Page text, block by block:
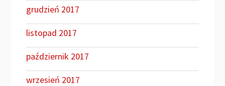
grudzień 2017
listopad 2017
październik 2017
wrzesień 2017